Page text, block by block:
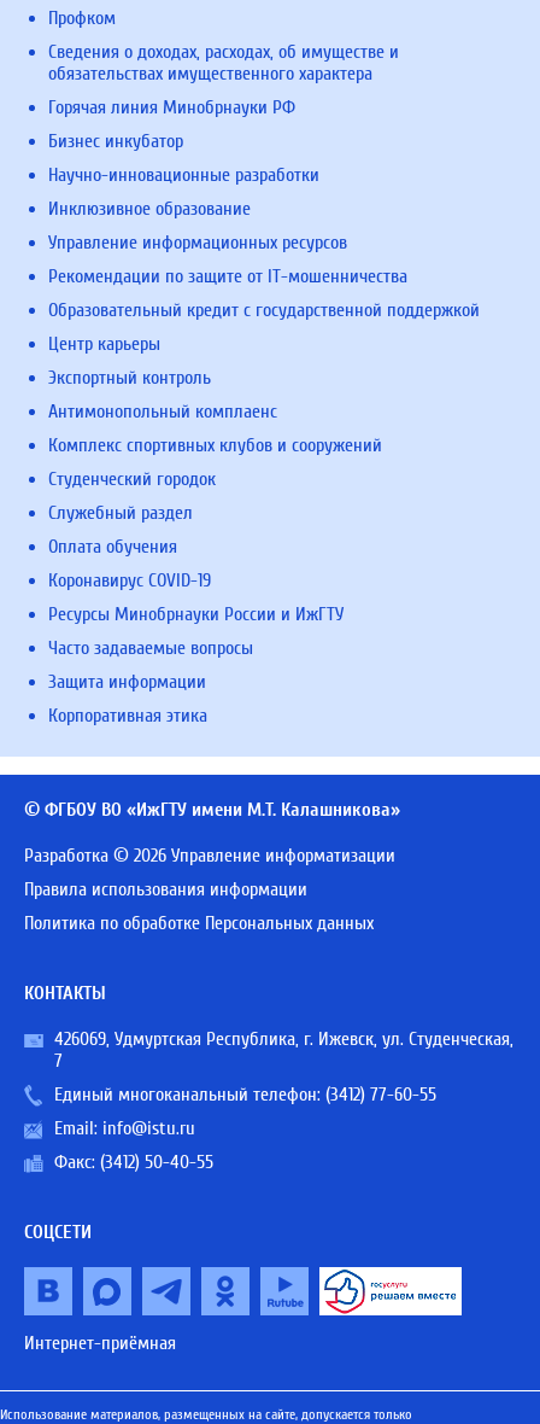
Профком
Сведения о доходах, расходах, об имуществе и
обязательствах имущественного характера
Горячая линия Минобрнауки РФ
Бизнес инкубатор
Научно-инновационные разработки
Инклюзивное образование
Управление информационных ресурсов
Рекомендации по защите от IT-мошенничества
Образовательный кредит с государственной поддержкой
Центр карьеры
Экспортный контроль
Антимонопольный комплаенс
Комплекс спортивных клубов и сооружений
Студенческий городок
Служебный раздел
Оплата обучения
Коронавирус COVID-19
Ресурсы Минобрнауки России и ИжГТУ
Часто задаваемые вопросы
Защита информации
Корпоративная этика
© ФГБОУ ВО «ИжГТУ имени М.Т. Калашникова»
Разработка © 2026 Управление информатизации
Правила использования информации
Политика по обработке Персональных данных
КОНТАКТЫ
426069, Удмуртская Республика, г. Ижевск, ул. Студенческая,
7
Единый многоканальный телефон: (3412) 77-60-55
Email: info@istu.ru
Факс: (3412) 50-40-55
СОЦСЕТИ
Интернет-приёмная
Использование материалов, размещенных на сайте, допускается только